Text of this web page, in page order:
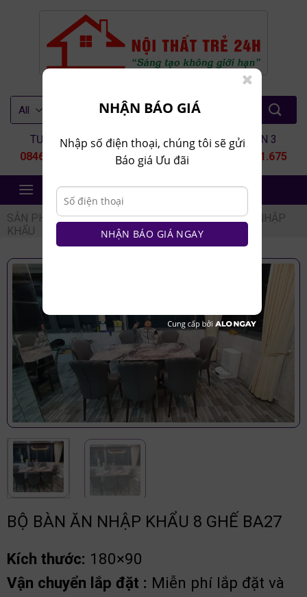
TƯ VẤN 1
0846.80.9999
TƯ VẤN 2
0935.435.286
TƯ VẤN 3
0964.651.675
NỘI THẤT TRẺ 24H
SẢN PHẨM / NỘI THẤT NHÀ BẾP / BÀN GHẾ ĂN NHẬP
KHẨU
BỘ BÀN ĂN NHẬP KHẨU 8 GHẾ BA27
Kích thước: 180×90
Vận chuyển lắp đặt : Miễn phí lắp đặt và
NHẬN BÁO GIÁ
Nhập số điện thoại, chúng tôi sẽ gửi
Báo giá Ưu đãi
NHẬN BÁO GIÁ NGAY